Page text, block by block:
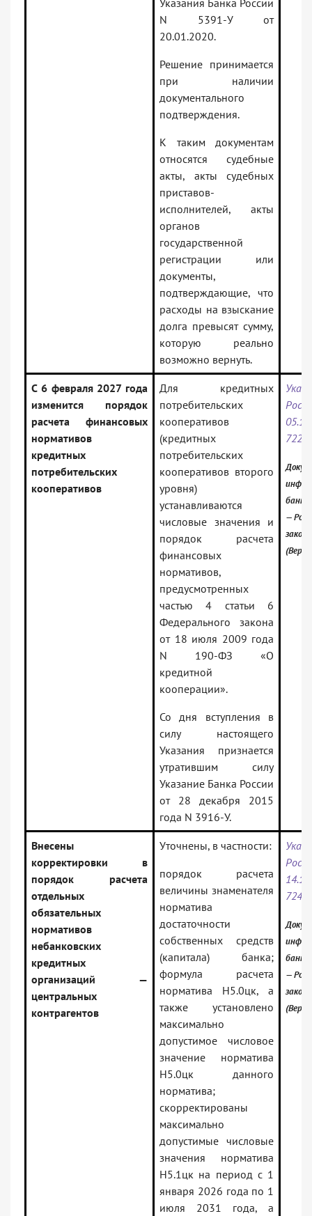
Указания Банка России
N 5391-У от
20.01.2020.
Решение принимается
при наличии
документального
подтверждения.
К таким документам
относятся судебные
акты, акты судебных
приставов-
исполнителей, акты
органов
государственной
регистрации или
документы,
подтверждающие, что
расходы на взыскание
долга превысят сумму,
которую реально
возможно вернуть.
С 6 февраля 2027 года
изменится порядок
расчета финансовых
нормативов
кредитных
потребительских
кооперативов
Для кредитных
потребительских
кооперативов
(кредитных
потребительских
кооперативов второго
уровня)
устанавливаются
числовые значения и
порядок расчета
финансовых
нормативов,
предусмотренных
частью 4 статьи 6
Федерального закона
от 18 июля 2009 года
N 190-ФЗ «О
кредитной
кооперации».
Со дня вступления в
силу настоящего
Указания признается
утратившим силу
Указание Банка России
от 28 декабря 2015
года N 3916-У.
банк:
—
Внесены
корректировки в
порядок расчета
отдельных
обязательных
нормативов
небанковских
кредитных
организаций —
центральных
контрагентов
Уточнены, в частности:
порядок расчета
величины знаменателя
норматива
достаточности
собственных средств
(капитала) банка;
формула расчета
норматива Н5.0цк, а
также установлено
максимально
допустимое числовое
значение норматива
Н5.0цк данного
норматива;
скорректированы
максимально
допустимые числовые
значения норматива
Н5.1цк на период с 1
января 2026 года по 1
июля 2031 года, а
банк:
—